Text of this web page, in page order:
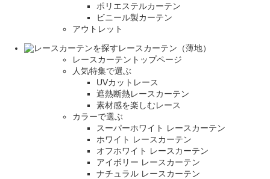
ポリエステルカーテン
ビニール製カーテン
アウトレット
レースカーテン（薄地）
レースカーテントップページ
人気特集で選ぶ
UVカットレース
遮熱断熱レースカーテン
素材感を楽しむレース
カラーで選ぶ
スーパーホワイト レースカーテン
ホワイト レースカーテン
オフホワイト レースカーテン
アイボリー レースカーテン
ナチュラル レースカーテン